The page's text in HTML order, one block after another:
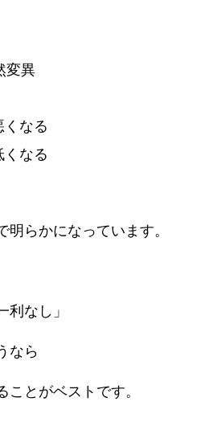
変異
くなる
くなる
明らかになっています。
利なし」
なら
ことがベストです。